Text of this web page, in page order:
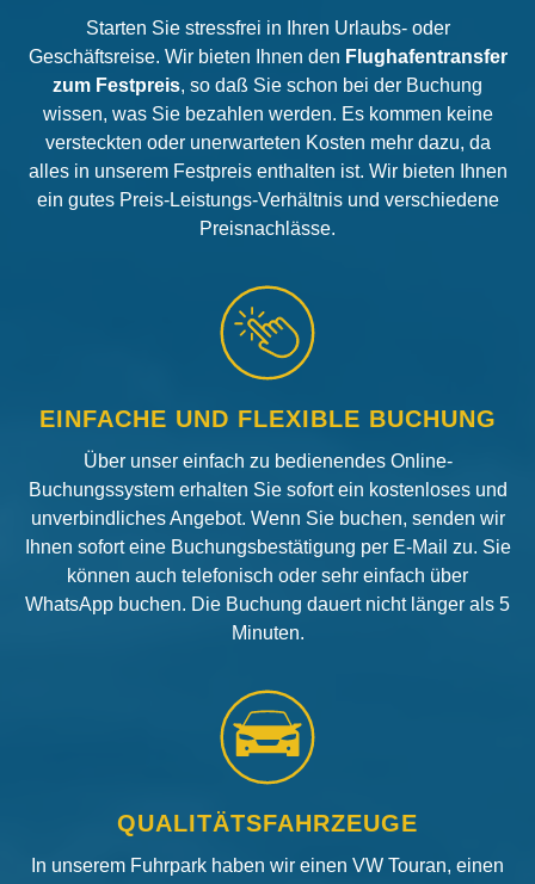
Starten Sie stressfrei in Ihren Urlaubs- oder
Geschäftsreise. Wir bieten Ihnen den Flughafentransfer
zum Festpreis, so daß Sie schon bei der Buchung
wissen, was Sie bezahlen werden. Es kommen keine
versteckten oder unerwarteten Kosten mehr dazu, da
alles in unserem Festpreis enthalten ist. Wir bieten Ihnen
ein gutes Preis-Leistungs-Verhältnis und verschiedene
Preisnachlässe.
EINFACHE UND FLEXIBLE BUCHUNG
Über unser einfach zu bedienendes Online-
Buchungssystem erhalten Sie sofort ein kostenloses und
unverbindliches Angebot. Wenn Sie buchen, senden wir
Ihnen sofort eine Buchungsbestätigung per E-Mail zu. Sie
können auch telefonisch oder sehr einfach über
WhatsApp buchen. Die Buchung dauert nicht länger als 5
Minuten.
QUALITÄTSFAHRZEUGE
In unserem Fuhrpark haben wir einen VW Touran, einen